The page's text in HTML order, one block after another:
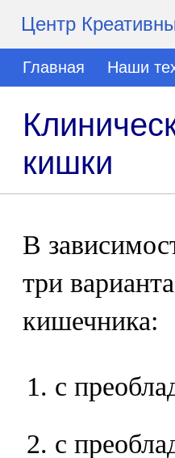
Центр
Главная Наши
кишки
В
три
кишечника:
с
с